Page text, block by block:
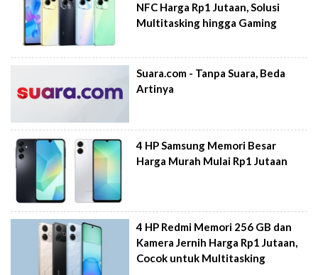
NFC Harga Rp1 Jutaan, Solusi
Multitasking hingga Gaming
Suara.com - Tanpa Suara, Beda
Artinya
4 HP Samsung Memori Besar
Harga Murah Mulai Rp1 Jutaan
4 HP Redmi Memori 256 GB dan
Kamera Jernih Harga Rp1 Jutaan,
Cocok untuk Multitasking